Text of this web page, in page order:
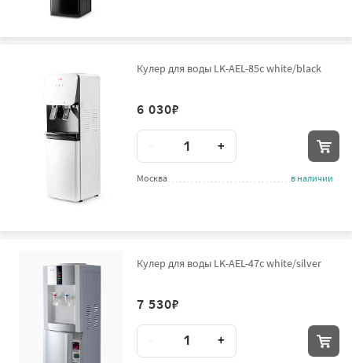
Кулер для воды LK-AEL-85c white/black
6 030₽
Количество
+
Москва в наличии
Кулер для воды LK-AEL-47c white/silver
7 530₽
Количество
+